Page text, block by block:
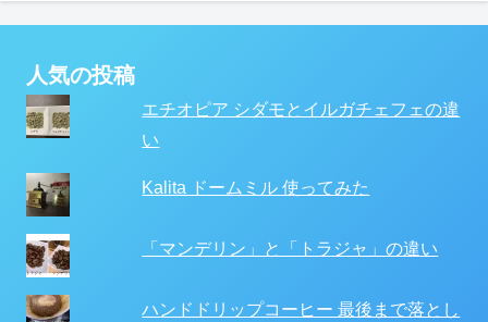
人気の投稿
エチオピア シダモとイルガチェフェの違
い
Kalita ドームミル 使ってみた
「マンデリン」と「トラジャ」の違い
ハンドドリップコーヒー 最後まで落とし